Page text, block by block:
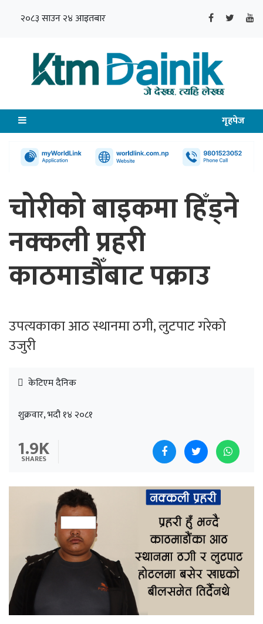
२०८३ साउन २४ आइतबार
गृहपेज
चोरीको बाइकमा हिँड्ने
नक्कली प्रहरी
काठमाडौँबाट पक्राउ
उपत्यकाका आठ स्थानमा ठगी, लुटपाट गरेको
उजुरी
केटिएम दैनिक
शुक्रवार, भदौ १४ २०८१
1.9K
SHARES